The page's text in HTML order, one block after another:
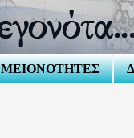
ΜΕΙΟΝΟΤΗΤΕΣ